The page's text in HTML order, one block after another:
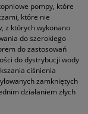
pompy, które
które nie
z których wykonano
do szerokiego
do zastosowań
do dystrybucji wody
ciśnienia
zamkniętych
działaniem złych